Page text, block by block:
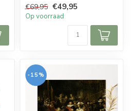
kl...
€69,95 €49,95
Op voorraad
-15%